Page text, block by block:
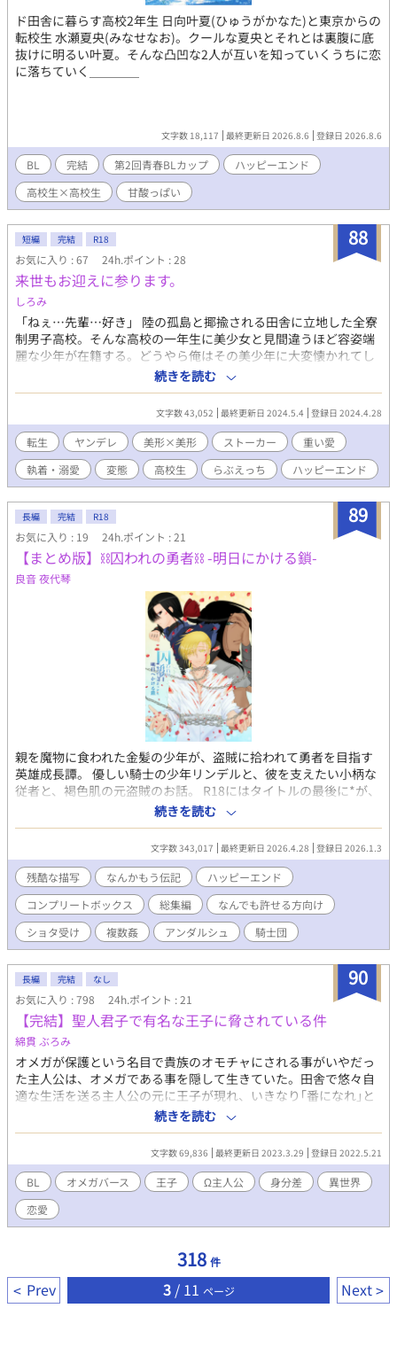
ド田舎に暮らす高校2年生 日向叶夏(ひゅうがかなた)と東京からの
転校生 水瀬夏央(みなせなお)。クールな夏央とそれとは裏腹に底
抜けに明るい叶夏。そんな凸凹な2人が互いを知っていくうちに恋
に落ちていく＿＿＿＿
文字数 18,117 最終更新日 2026.8.6 登録日 2026.8.6
BL 完結 第2回青春BLカップ
ハッピーエンド
高校生×高校生
甘酸っぱい
88
短編 完結 R18
お気に入り : 67 24h.ポイント : 28
来世もお迎えに参ります。
しろみ
「ねぇ…先輩…好き」 陸の孤島と揶揄される田舎に立地した全寮
制男子高校。そんな高校の一年生に美少女と見間違うほど容姿端
麗な少年が在籍する。どうやら俺はその美少年に大変懐かれてし
まったようだ。寮部屋が隣同士ということもあるが、理由はそれ
以外にもあるようで―…… ※ヤンデレ誘い受けから外堀を埋めら
れて幸せになる話 ※全話攻め視点 ※受けのモブレ描写があります
が挿入は主人公とだけです ※11話完結です
続きを読む
文字数 43,052 最終更新日 2024.5.4 登録日 2024.4.28
転生 ヤンデレ 美形×美形 ストーカー
重い愛
執着・溺愛
変態 高校生 らぶえっち ハッピーエンド
89
長編 完結 R18
お気に入り : 19 24h.ポイント : 21
【まとめ版】⛓囚われの勇者⛓ -明日にかける鎖-
良音 夜代琴
親を魔物に食われた金髪の少年が、盗賊に拾われて勇者を目指す
英雄成長譚。 優しい騎士の少年リンデルと、彼を支えたい小柄な
従者と、褐色肌の元盗賊のお話。 R18にはタイトルの最後に*が、
R18未満には(*)が付いてます。 本作はこれまでの囚われの勇者の
リンデル側のお話を集めて整えたものです。 単話投稿しているも
のの再収録の他、新規書下ろしもそこそこあります。 本作はとに
かく『何でも許せる方向け』です。 ショタ受け、無理矢理、モブ
レ、媚薬、リバ、3Pと色々あります。 表現としてあまりグロくは
書きませんが、痛い描写は多いです。 夢オチで触手もあったり、
時に飯テロもあります。 個人的に苦手なシチュがある方は、 これ
までに投稿している単話版をご覧いただくと安心です。 (各作品ご
とに登場する注意要素が書いてありますので……) 大丈夫！ 何で
よ！ という方は どうぞ存分にお楽しみくださいね。 ■登場人
物 ※【囚勇02】開始時点 ・主人公(勇者)→リンデル(17)♂ 勇
者に憧れて田舎から王都に出て、騎士になった心優しい少年 優
しい麦穂色の金髪に蜂蜜のような金眼・爽やか短髪 173cm ・勇
者の護衛兼教育係(従者)→ロッソ(28)♂ 23歳から5年間前勇者に
仕えていた生真面目青年 サラツヤ直毛黒髪に童顔黒目がちな黒
眼・超ロング1つ括り 151cm ・主人公のいる隊の中隊長→ルス
トック(36)♂ 主人公の所属する九番隊の隊長、温厚実直な男性
茶色がかった黒髪に三白眼気味の黒眼・オールバック 180cm
・別の隊の中隊長→レインズ(36)♂ ルストックの為なら死ねる
タイプの激重感情持ち親友 鮮やかな金髪に宝石のような青い
瞳・一つ括り かなり美形 178cm ・主人公の姉→エレノーラ
(22)♀ 主人公の実姉で唯一の肉親 榛色の髪と瞳・肩下ふんわ
りセミロング 可愛い系美人 165cm 中隊長の二人、ルストック
とレインズの スピンオフなお話はこちらにまとめています。
https://www.alphapolis.co.jp/novel/547033129/684597576
続きを読む
文字数 343,017 最終更新日 2026.4.28 登録日 2026.1.3
残酷な描写 なんかもう伝記
ハッピーエンド
コンプリートボックス
総集編
なんでも許せる方向け
ショタ受け
複数姦 アンダルシュ 騎士団
90
長編 完結 なし
お気に入り : 798 24h.ポイント : 21
【完結】聖人君子で有名な王子に脅されている件
綿貫 ぶろみ
オメガが保護という名目で貴族のオモチャにされる事がいやだっ
た主人公は、オメガである事を隠して生きていた。田舎で悠々自
適な生活を送る主人公の元に王子が現れ、いきなり｢番になれ｣と
要求してきて・・・ オメガバース作品となっております。R18に
はならないゆるふわ作品です。7時18時更新です。 皆様の反応を
見つつ続きを書けたらと思ってます。
続きを読む
文字数 69,836 最終更新日 2023.3.29 登録日 2022.5.21
BL オメガバース 王子 Ω主人公 身分差
異世界
恋愛
318 件
Prev 3/ 11 ページ Next